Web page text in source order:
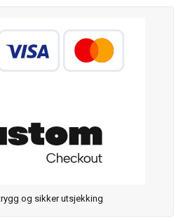
og sikker utsjekking